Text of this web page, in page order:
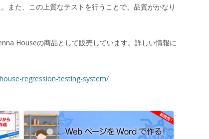
また、この上質なテストを行うことで、品質がかなり
Houseの商品として販売しています。詳しい情報に
regression-testing-system/